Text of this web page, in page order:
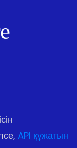
API құжатын